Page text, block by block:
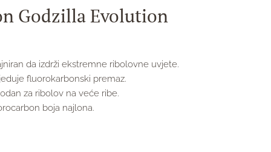
Godzilla Evolution
da izdrži ekstremne ribolovne uvjete.
fluorokarbonski premaz.
za ribolov na veće ribe.
boja najlona.